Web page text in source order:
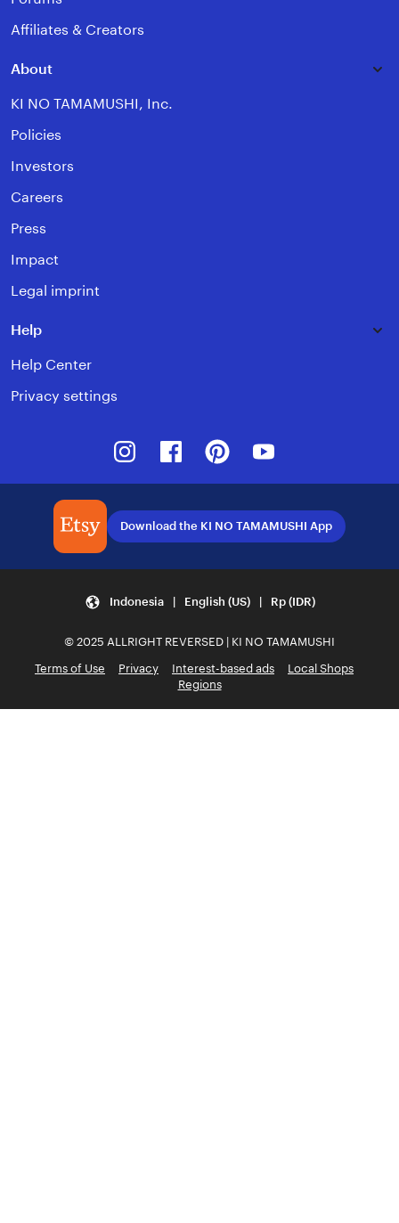
Affiliates & Creators
About
KI NO TAMAMUSHI, Inc.
Policies
Investors
Careers
Press
Impact
Legal imprint
Help
Help Center
Privacy settings
InstagramFacebookPinterest
Download the KI NO TAMAMUSHI App
Indonesia | English (US) | Rp (IDR)
© 2025 ALLRIGHT REVERSED | KI NO TAMAMUSHI
Terms of Use
Privacy Interest-based ads
Local Shops
Regions